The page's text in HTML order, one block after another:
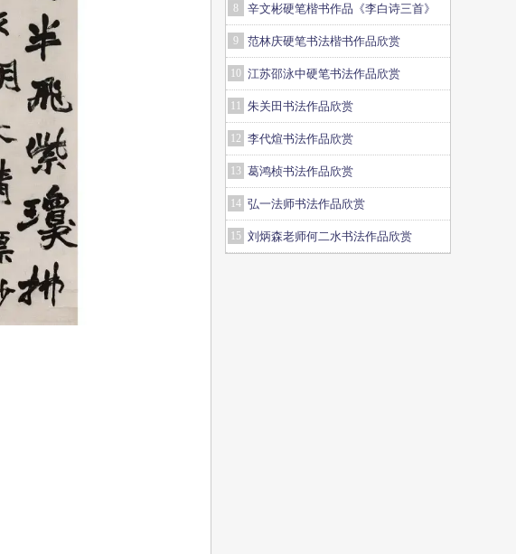
8 辛文彬硬笔楷书作品《李白诗三首》
9 范林庆硬笔书法楷书作品欣赏
10 江苏邵泳中硬笔书法作品欣赏
11 朱关田书法作品欣赏
12 李代煊书法作品欣赏
13 葛鸿桢书法作品欣赏
14 弘一法师书法作品欣赏
15 刘炳森老师何二水书法作品欣赏